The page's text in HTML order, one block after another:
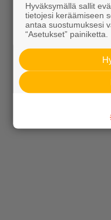
Hyväksymällä sallit
tietojesi keräämiseen
antaa suostumuksesi
“Asetukset” painiketta.